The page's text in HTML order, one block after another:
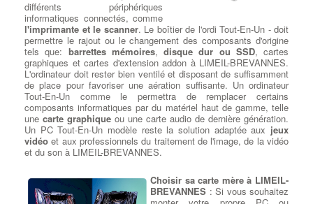
permettra quand même la remise en état de votre ordinateur
portable.:Devis Réparateur Ordi Portable
Réparations carte mère après
un sinistre liquide: Les dégâts
de liquides (eau, café, bière etc
…) sont très fréquents chez les
utilisateurs d'ordinateurs
portables. Les utilisateurs
renversent souvent des boissons
en utilisant leur ordinateur
portable à côté d'un verre ou d'un tasse, ce qui peut endommager
des composants internes ou rendre l'ordinateur portable
inutilisable. à LIMEIL-BREVANNES La plupart du temps, à
que le clavier, mais il est toujours préférable de vite enlever toute
source d'alimentation et de retourner immédiatement le pc pour
différents périphériques
informatiques connectés, comme
l'imprimante et le scanner. Le boîtier de l'ordi Tout-En-Un - doit
permettre le rajout ou le changement des composants d'origine
tels que: barrettes mémoires, disque dur ou SSD, cartes
graphiques et cartes d'extension addon à LIMEIL-BREVANNES.
L'ordinateur doit rester bien ventilé et disposant de suffisamment
de place pour favoriser une aération suffisante. Un ordinateur
Tout-En-Un comme le permettra de remplacer certains
composants informatiques par du matériel haut de gamme, telle
une carte graphique ou une carte audio de dernière génération.
Un PC Tout-En-Un modèle reste la solution adaptée aux jeux
vidéo et aux professionnels du traitement de l'image, de la vidéo
et du son à LIMEIL-BREVANNES.
Choisir sa carte mère à LIMEIL-
BREVANNES : Si vous souhaitez